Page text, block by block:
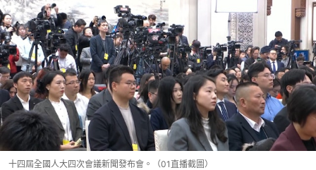
十四屆全國人大四次會議新聞發布會。（01直播截圖）